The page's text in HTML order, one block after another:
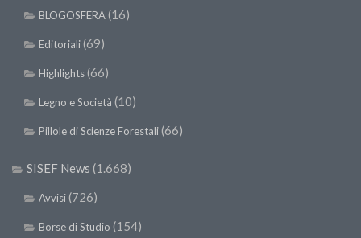
@ForestTweeting
SISEF Publishing
Redazione SISEF.ORG
Credits
BLOGOSFERA(16)
Editoriali(69)
Highlights(66)
Legno e Società (10)
Pillole di Scienze Forestali(66)
SISEF News (1.668)
Avvisi(726)
Borse di Studio (154)